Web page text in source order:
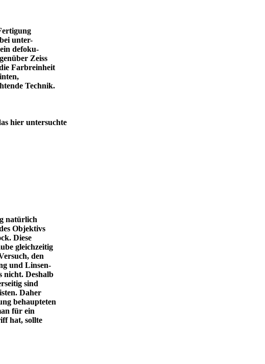
unter-
defoku-
Zeiss
Farbreinheit
Technik.
hier untersuchte
natürlich
Objektivs
Diese
gleichzeitig
den
und Linsen-
nicht. Deshalb
sind
Daher
behaupteten
für ein
hat, sollte